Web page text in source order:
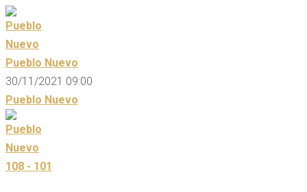
Pueblo Nuevo
30/11/2021 09:00
Pueblo Nuevo
108 - 101